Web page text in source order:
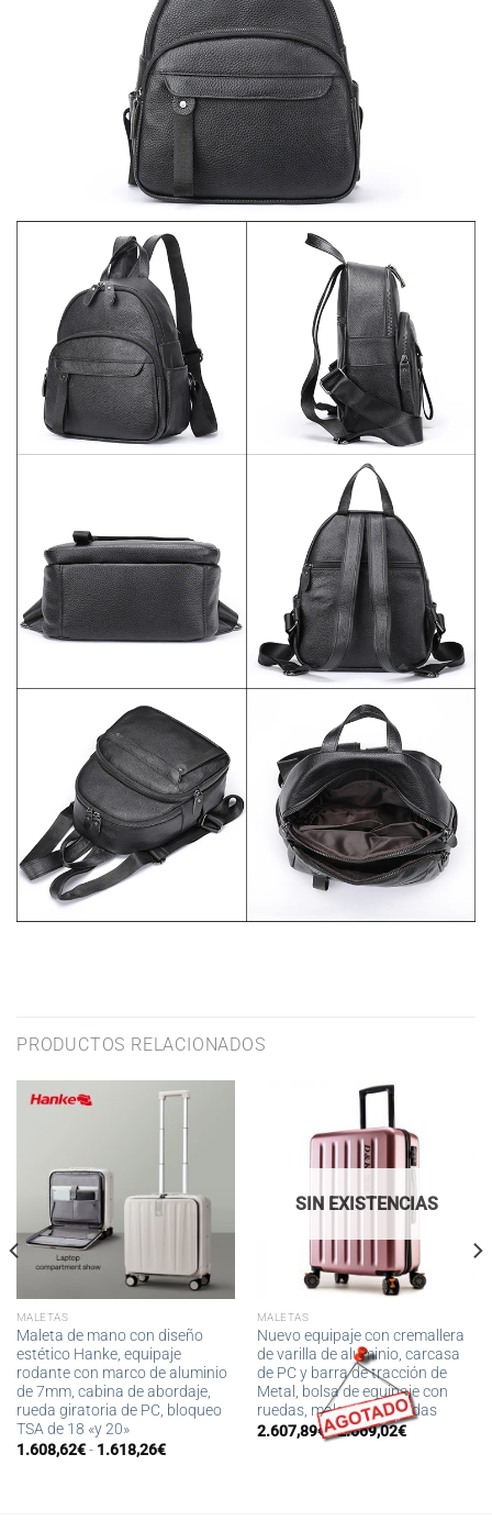
PRODUCTOS RELACIONADOS
MALETAS
Maleta de mano con diseño
estético Hanke, equipaje
rodante con marco de aluminio
de 7mm, cabina de abordaje,
rueda giratoria de PC, bloqueo
TSA de 18 «y 20»
1.608,62€ - 1.618,26€Rango
SIN EXISTENCIAS
MALETAS
Nuevo equipaje con cremallera
de varilla de aluminio, carcasa
de PC y barra de tracción de
Metal, bolsa de equipaje con
ruedas, maleta con ruedas
2.607,89€-2.669,02€Rango